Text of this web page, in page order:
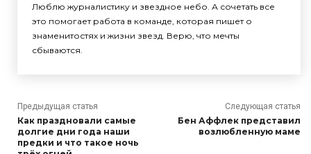
Люблю журналистику и звездное небо. А сочетать все
это помогает работа в команде, которая пишет о
знаменитостях и жизни звезд. Верю, что мечты
сбываются.
Предыдущая статья
Как праздновали самые
долгие дни года наши
предки и что такое ночь
Следующая статья
Бен Аффлек представил
возлюбленную маме